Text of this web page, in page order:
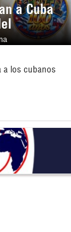
a Cuba
a los cubanos